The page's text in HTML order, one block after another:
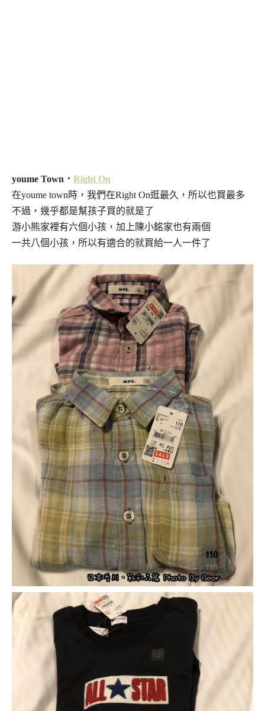
youme Town． Right On
在youme town時，我們在Right On逛最久，所以也買最多
不過，幾乎都是幫孩子買的就是了
游小熊家裡有六個小孩，加上陳小銘家也有兩個
一共八個小孩，所以有適合的就買給一人一件了